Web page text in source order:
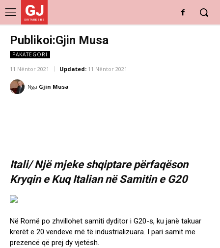
GJ
DRITARE E RE
Publikoi:Gjin Musa
PAKATEGORI
11 Nëntor 2021 Updated: 11 Nëntor 2021
Nga Gjin Musa
Itali/ Një mjeke shqiptare përfaqëson
Kryqin e Kuq Italian në Samitin e G20
Në Romë po zhvillohet samiti dyditor i G20-s, ku janë takuar
krerët e 20 vendeve më të industrializuara. I pari samit me
prezencë që prej dy vjetësh.